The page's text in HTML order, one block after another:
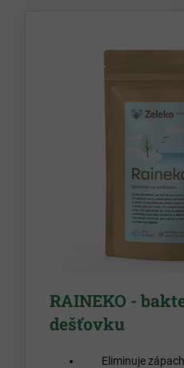
RAINEKO -
dešťovku
Eliminuje